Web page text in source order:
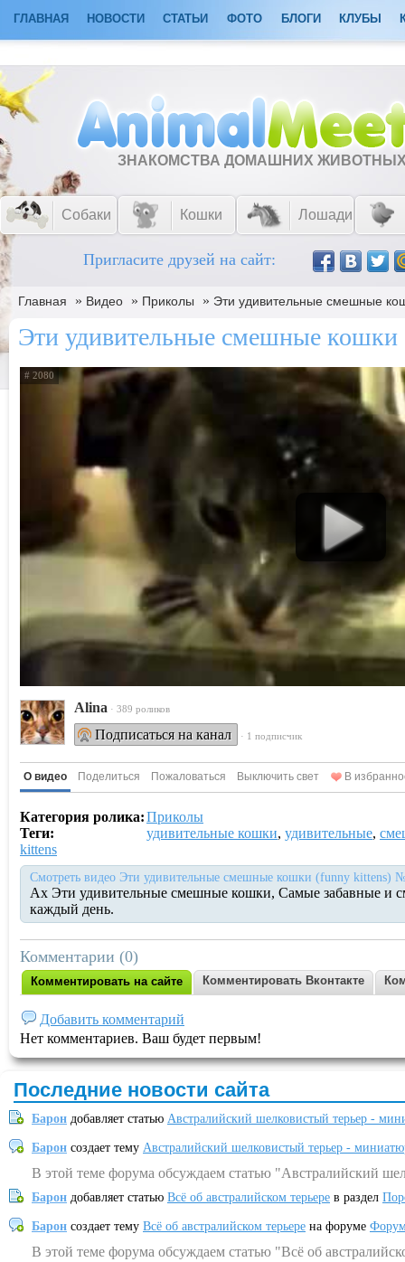
ГЛАВНАЯ НОВОСТИ СТАТЬИ ФОТО БЛОГИ КЛУБЫ
ЗНАКОМСТВА ДОМАШНИХ
Собаки Кошки Лошади
Пригласите друзей на сайт:
Главная » Видео » Приколы » Эти удивительные смешные
Эти удивительные смешные
# 2080
Alina · 389 роликов
Подписаться на канал · 1 подписчик
О видео Поделиться Пожаловаться Выключить свет В
Категория ролика:Приколы
Теги:
удивительные кошки, удивительные,
kittens
Смотреть видео Эти удивительные смешные кошки (funny kittens)
Ах Эти удивительные смешные кошки, Самые забавные и
каждый день.
Комментарии (0)
Комментировать на сайте Комментировать Вконтакте
Добавить комментарий
Нет комментариев. Ваш будет первым!
Последние новости сайта
Барон добавляет статью Австралийский шелковистый терьер -
Барон создает тему Австралийский шелковистый терьер -
В этой теме форума обсуждаем статью "Австралийский
Барон добавляет статью Всё об австралийском терьере в раздел
Барон создает тему Всё об австралийском терьере на форуме
В этой теме форума обсуждаем статью "Всё об